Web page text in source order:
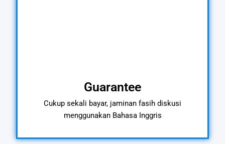
Guarantee
Cukup sekali bayar, jaminan fasih diskusi
menggunakan Bahasa Inggris